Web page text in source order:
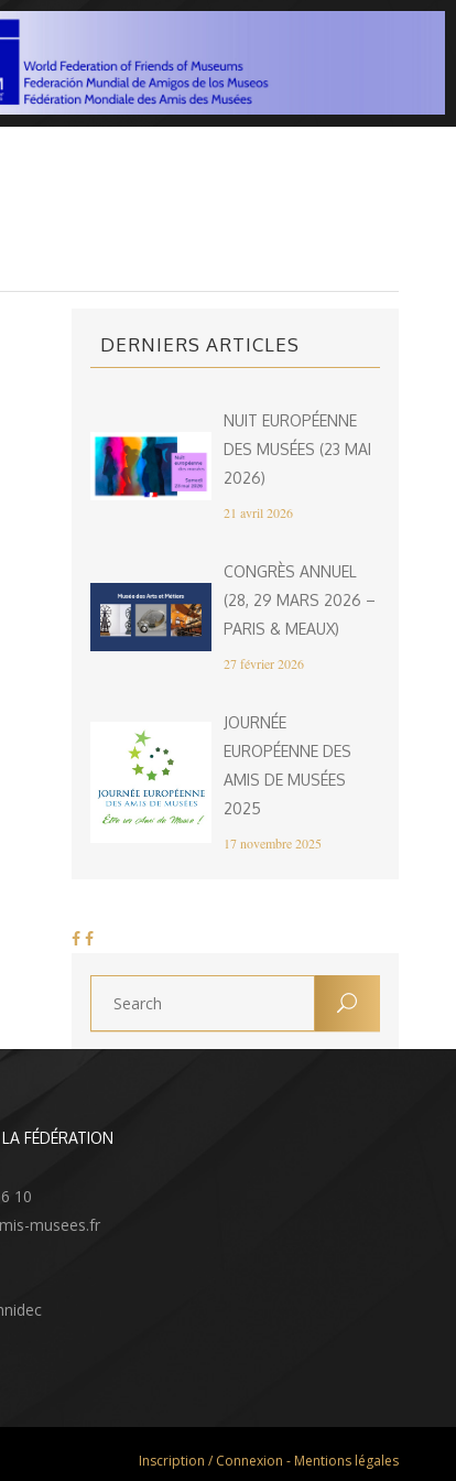
DERNIERS ARTICLES
NUIT EUROPÉENNE
DES MUSÉES (23 MAI
2026)
21 avril 2026
CONGRÈS ANNUEL
(28, 29 MARS 2026 –
PARIS & MEAUX)
27 février 2026
JOURNÉE
EUROPÉENNE DES
AMIS DE MUSÉES
2025
17 novembre 2025
FÉDÉRATION
10
musees.fr
Inscription / Connexion - Mentions légales